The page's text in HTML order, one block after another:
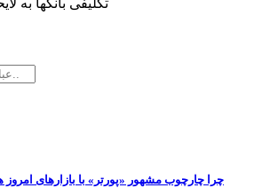
تکلیفی بانکها به
چرا چارچوب مشهور «پورتر» با بازارهای